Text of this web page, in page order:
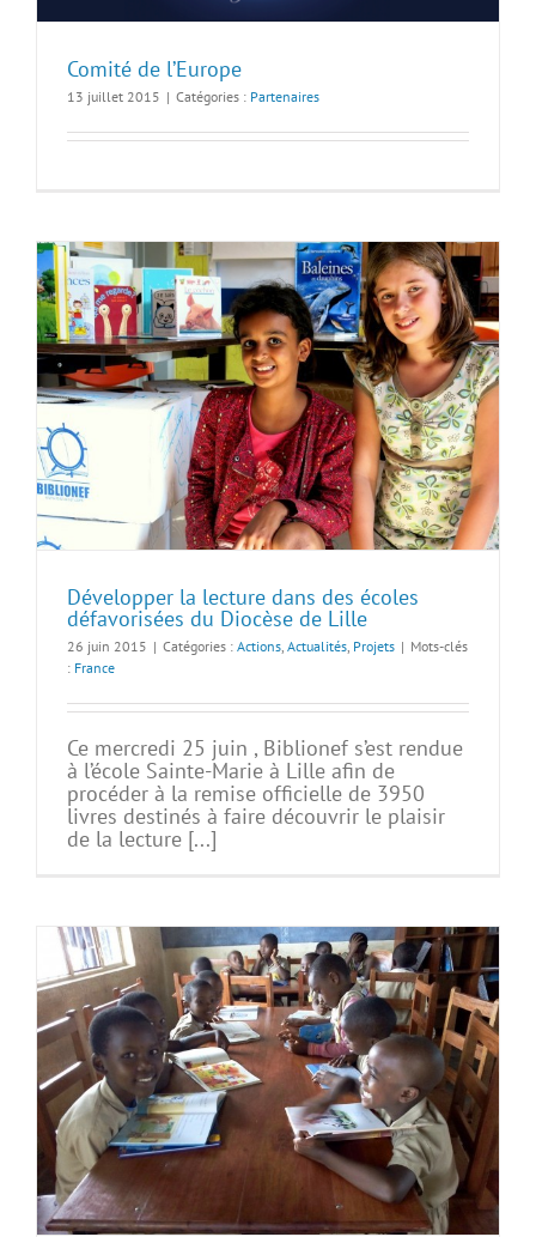
Comité de l’Europe
13 juillet 2015 | Catégories : Partenaires
Développer la lecture dans des écoles
défavorisées du Diocèse de Lille
26 juin 2015 | Catégories : Actions Actualités Projets | Mots-clés
: France
Ce mercredi 25 juin , Biblionef s’est rendue
à l’école Sainte-Marie à Lille afin de
procéder à la remise officielle de 3950
livres destinés à faire découvrir le plaisir
de la lecture [...]